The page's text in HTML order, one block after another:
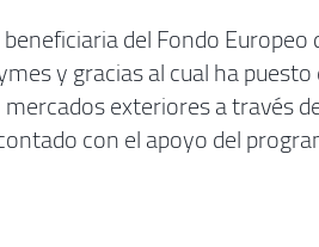
del Fondo
y gracias al cual ha
exteriores a través
con el apoyo del